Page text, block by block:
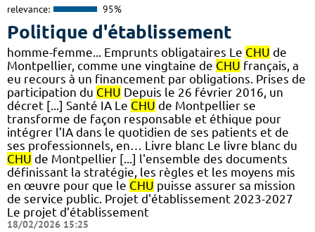
relevance: 95%
Politique d'établissement
homme-femme... Emprunts obligataires Le CHU de
Montpellier, comme une vingtaine de CHU français, a
eu recours à un financement par obligations. Prises de
participation du CHU Depuis le 26 février 2016, un
décret [...] Santé IA Le CHU de Montpellier se
transforme de façon responsable et éthique pour
intégrer l’IA dans le quotidien de ses patients et de
ses professionnels, en… Livre blanc Le livre blanc du
CHU de Montpellier [...] l'ensemble des documents
définissant la stratégie, les règles et les moyens mis
en œuvre pour que le CHU puisse assurer sa mission
de service public. Projet d'établissement 2023-2027
Le projet d’établissement
18/02/2026 15:25